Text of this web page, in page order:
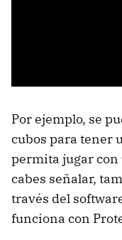
Por ejemplo, se
cubos para tener
permita jugar con
cabes señalar,
través del
funciona con